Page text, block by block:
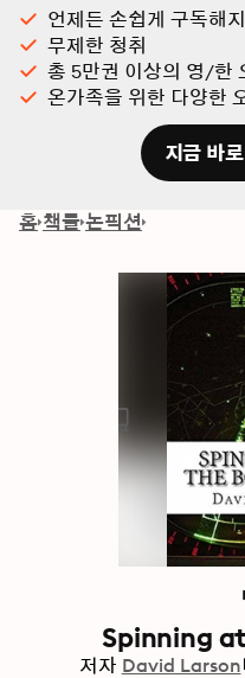
언제든 손쉽게 구독해
무제한 청취
총 5만권 이상의 영/한
온가족을 위한 다양한
지금 바
홈 책들 논픽션
Spinning
저자 David Larson